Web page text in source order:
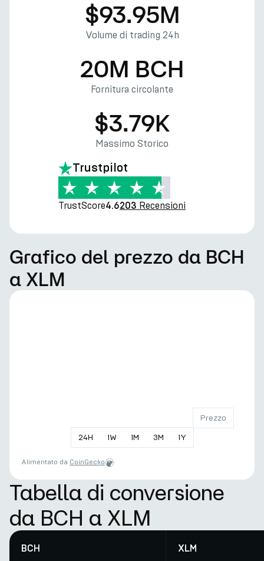
$93.95M
Volume di trading 24h
20M BCH
Fornitura circolante
$3.79K
Massimo Storico
Trustpilot
TrustScore4.6203 Recensioni
Grafico del prezzo da BCH
a XLM
24H 1W 1M 3M 1Y
Prezzo
Alimentato da CoinGecko
Tabella di conversione
da BCH a XLM
BCH XLM